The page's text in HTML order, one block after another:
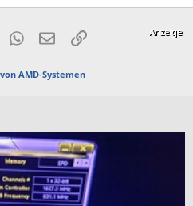
WhatsApp
E-MailLink
AMD-Systemen